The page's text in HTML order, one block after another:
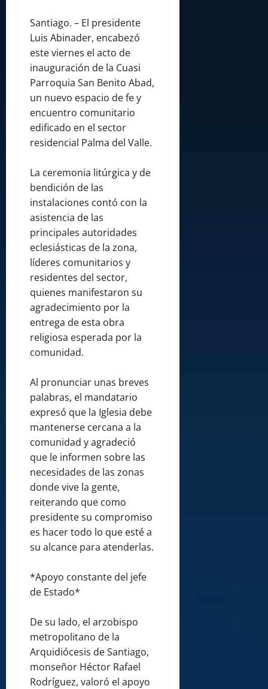
Santiago. – El presidente
Luis Abinader, encabezó
este viernes el acto de
inauguración de la Cuasi
Parroquia San Benito Abad,
un nuevo espacio de fe y
encuentro comunitario
edificado en el sector
residencial Palma del Valle.
La ceremonia litúrgica y de
bendición de las
instalaciones contó con la
asistencia de las
principales autoridades
eclesiásticas de la zona,
líderes comunitarios y
residentes del sector,
quienes manifestaron su
agradecimiento por la
entrega de esta obra
religiosa esperada por la
comunidad.
Al pronunciar unas breves
palabras, el mandatario
expresó que la Iglesia debe
mantenerse cercana a la
comunidad y agradeció
que le informen sobre las
necesidades de las zonas
donde vive la gente,
reiterando que como
presidente su compromiso
es hacer todo lo que esté a
su alcance para atenderlas.
*Apoyo constante del jefe
de Estado*
De su lado, el arzobispo
metropolitano de la
Arquidiócesis de Santiago,
monseñor Héctor Rafael
Rodríguez, valoró el apoyo